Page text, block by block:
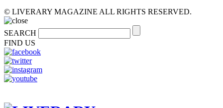
© LIVERARY MAGAZINE ALL RIGHTS RESERVED.
SEARCH
FIND US